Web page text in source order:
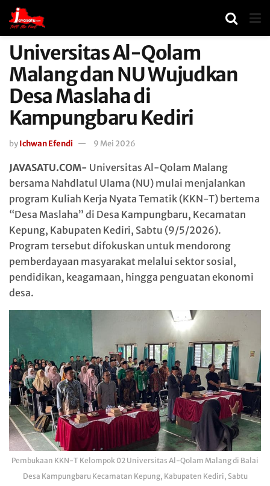
Universitas Al-Qolam
Malang dan NU Wujudkan
Desa Maslaha di
Kampungbaru Kediri
byIchwan Efendi 9 Mei 2026
JAVASATU.COM- Universitas Al-Qolam Malang
bersama Nahdlatul Ulama (NU) mulai menjalankan
program Kuliah Kerja Nyata Tematik (KKN-T) bertema
“Desa Maslaha” di Desa Kampungbaru, Kecamatan
Kepung, Kabupaten Kediri, Sabtu (9/5/2026).
Program tersebut difokuskan untuk mendorong
pemberdayaan masyarakat melalui sektor sosial,
pendidikan, keagamaan, hingga penguatan ekonomi
desa.
Pembukaan KKN-T Kelompok 02 Universitas Al-Qolam Malang di Balai
Desa Kampungbaru Kecamatan Kepung, Kabupaten Kediri, Sabtu